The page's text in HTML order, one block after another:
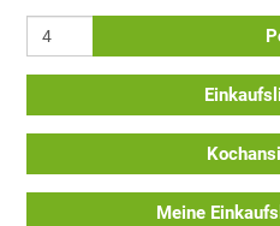
Meine